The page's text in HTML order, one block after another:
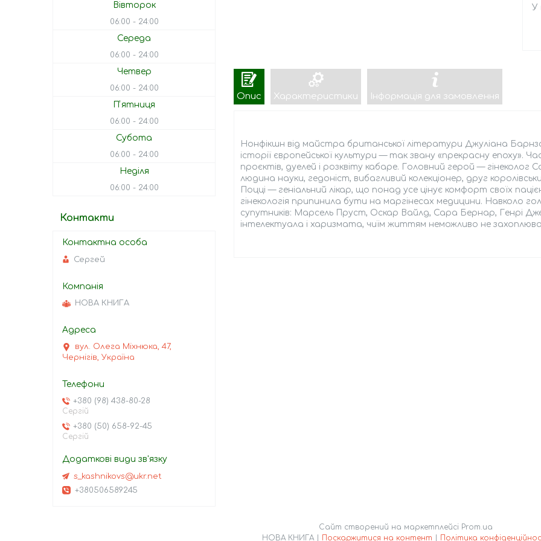
У
Опис Характеристики Інформація для замовлення
Нонфікшн від майстра британської літератури Джуліана
історії європейської культури — так звану «прекрасну епоху».
проєктів, дуелей і розквіту кабаре. Головний герой — гінеколог
людина науки, гедоніст, вибагливий колекціонер, друг
Поцці — геніальний лікар, що понад усе цінує комфорт своїх
гінекологія припинила бути на маргінесах медицини. Навколо
супутників: Марсель Пруст, Оскар Вайлд, Сара Бернар, Генрі
інтелектуала і харизмата, чиїм життям неможливо не
Вівторок
06:00 24:00
Середа
06:00 24:00
Четвер
06:00 24:00
Пʼятниця
06:00 24:00
Субота
06:00 24:00
Неділя
06:00 24:00
Контакти
Сергей
НОВА КНИГА
вул. Олега Міхнюка, 47,
Чернігів, Україна
+380 (98) 438-80-28
Сергій
+380 (50) 658-92-45
Сергій
s_kashnikovs@ukr.net
+380506589245
Сайт створений на маркетплейсі Prom.ua
Поскаржитися на контент Політика